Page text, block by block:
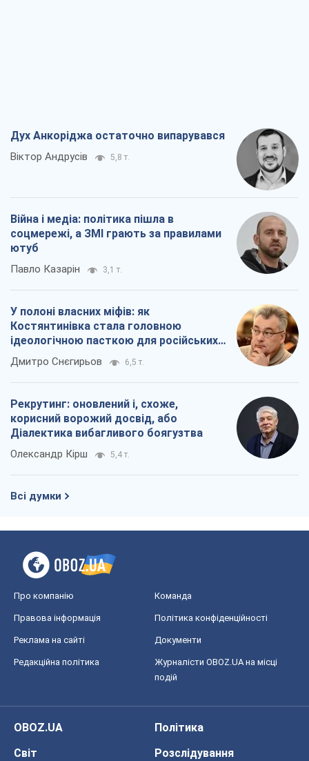
Дух Анкоріджа остаточно випарувався
Віктор Андрусів 5,8 т.
Війна і медіа: політика пішла в
соцмережі, а ЗМІ грають за правилами
ютуб
Павло Казарін 3,1 т.
У полоні власних міфів: як
Костянтинівка стала головною
ідеологічною пасткою для російських
окупантів
Дмитро Снєгирьов 6,5 т.
Рекрутинг: оновлений і, схоже,
корисний ворожий досвід, або
Діалектика вибагливого боягузтва
Олександр Кірш 5,4 т.
Всі думки
Про компанію Команда
Правова інформація Політика конфіденційності
Реклама на сайті Документи
Редакційна політика
Журналісти OBOZ.UA на місці
подій
OBOZ.UA
Політика
Світ
Розслідування